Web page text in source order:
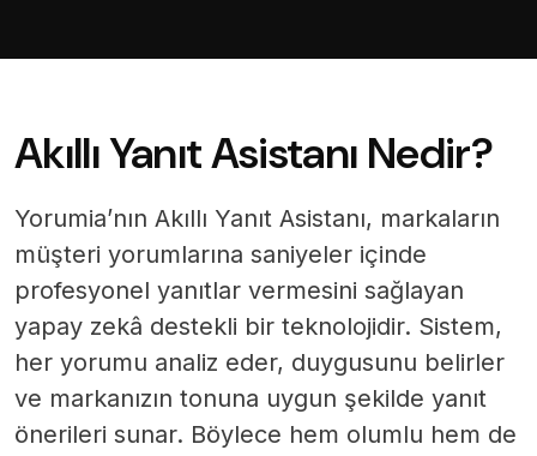
Akıllı Yanıt Asistanı Nedir?
Yorumia’nın Akıllı Yanıt Asistanı, markaların
müşteri yorumlarına saniyeler içinde
profesyonel yanıtlar vermesini sağlayan
yapay zekâ destekli bir teknolojidir. Sistem,
her yorumu analiz eder, duygusunu belirler
ve markanızın tonuna uygun şekilde yanıt
önerileri sunar. Böylece hem olumlu hem de